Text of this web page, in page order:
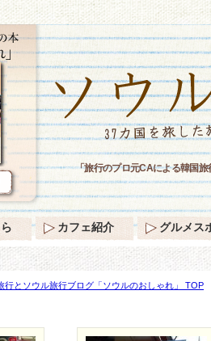
行とソウル旅行ブログ「ソウルのおしゃれ」 TOP
「旅行のプロ元CAによる韓国
カフェ紹介 グルメス